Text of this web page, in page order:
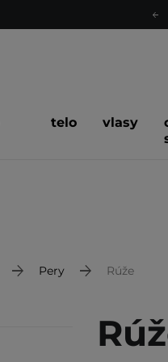
telo vlasy
Pery Rúže